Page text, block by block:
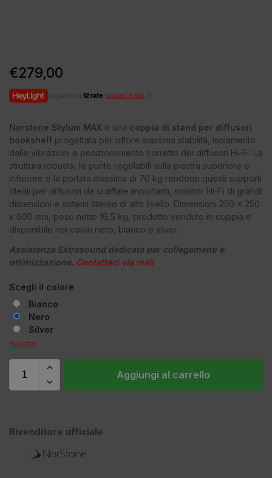
€279,00
12 rate scopri di più
Norstone Stylum MAX è una coppia di stand per diffusori
bookshelf progettata per offrire massima stabilità, isolamento
dalle vibrazioni e posizionamento corretto dei diffusori Hi-Fi. La
struttura robusta, le punte regolabili sulla piastra superiore e
inferiore e la portata massima di 70 kg rendono questi supporti
ideali per diffusori da scaffale importanti, monitor Hi-Fi di grandi
dimensioni e sistemi stereo di alto livello. Dimensioni 250 x 250
x 600 mm, peso netto 16,5 kg, prodotto venduto in coppia e
disponibile nei colori nero, bianco e silver.
Assistenza Extrasound dedicata per collegamenti e
ottimizzazione. Contattaci via mail
Scegli il colore
Bianco
Nero
Silver
Svuota
Aggiungi al carrello
Rivenditore ufficiale